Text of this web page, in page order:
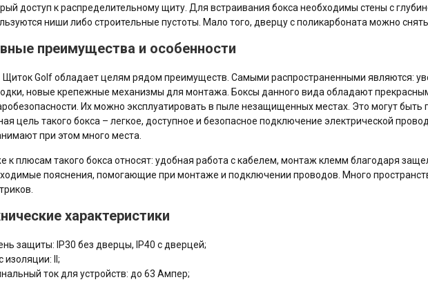
доступ к распределительному щиту. Для встраивания бокса необходимы стены с
ниши либо строительные пустоты. Мало того, дверцу с поликарбоната можно
преимущества и особенности
Щиток Golf обладает целям рядом преимуществ. Самыми распространенными являются:
новые крепежные механизмы для монтажа. Боксы данного вида обладают
Их можно эксплуатировать в пыле незащищенных местах. Это могут быть
цель такого бокса – легкое, доступное и безопасное подключение электрической
при этом много места.
к плюсам такого бокса относят: удобная работа с кабелем, монтаж клемм благодаря
пояснения, помогающие при монтаже и подключении проводов. Много
характеристики
защиты: IP30 без дверцы, IP40 с дверцей;
изоляции: II;
ток для устройств: до 63 Ампер;